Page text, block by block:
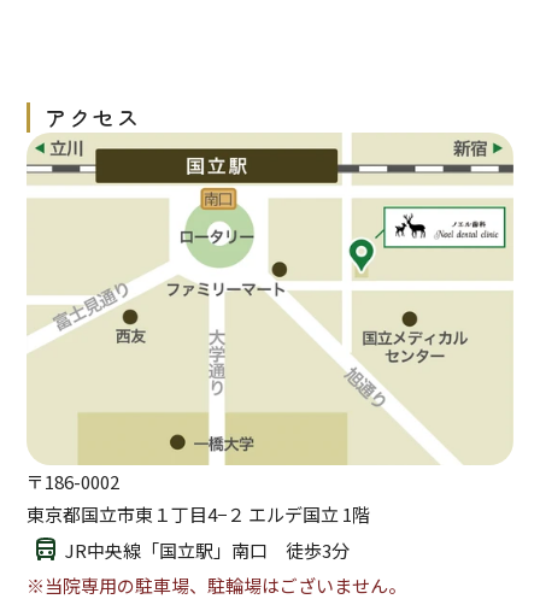
アクセス
〒186-0002
東京都国立市東１丁目4−２ エルデ国立 1階
JR中央線「国立駅」南口　徒歩3分
※当院専用の駐車場、駐輪場はございません。